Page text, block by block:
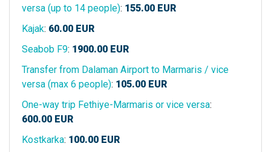
versa (up to 14 people): 155.00 EUR
Kajak: 60.00 EUR
Seabob F9: 1900.00 EUR
Transfer from Dalaman Airport to Marmaris / vice
versa (max 6 people): 105.00 EUR
One-way trip Fethiye-Marmaris or vice versa:
600.00 EUR
Kostkarka: 100.00 EUR